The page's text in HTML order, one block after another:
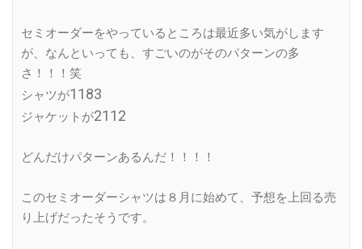
セミオーダーをやっているところは最近多い気がします
が、なんといっても、すごいのがそのパターンの多
さ！！！笑
シャツが1183
ジャケットが2112
どんだけパターンあるんだ！！！！
このセミオーダーシャツは８月に始めて、予想を上回る売
り上げだったそうです。